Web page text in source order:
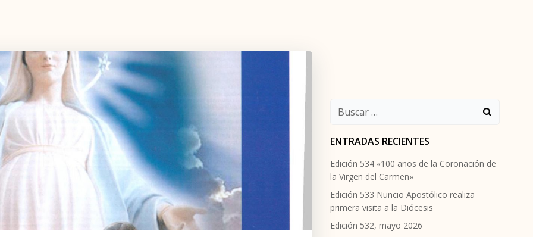
Buscar:
ENTRADAS RECIENTES
Edición 534 «100 años de la Coronación de
la Virgen del Carmen»
Edición 533 Nuncio Apostólico realiza
primera visita a la Diócesis
Edición 532, mayo 2026